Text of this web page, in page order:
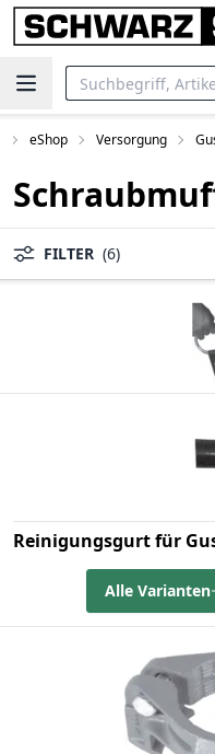
eShop Versorgung
FILTER (6)
Reinigungsgurt für
Alle Varianten